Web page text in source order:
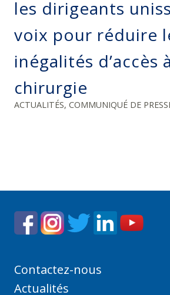
les dirigeants
voix pour réduire
inégalités d’accès
chirurgie
ACTUALITÉS, COMMUNIQUÉ DE
Contactez-nous
Actualités